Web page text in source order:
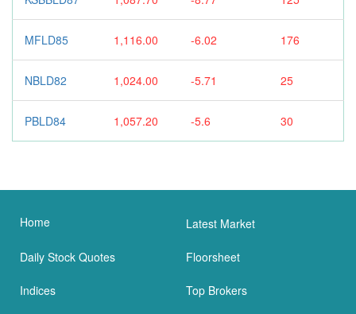
MFLD85 1,116.00 -6.02 176
NBLD82 1,024.00 -5.71 25
PBLD84 1,057.20 -5.6 30
Home Latest Market
Daily Stock Quotes Floorsheet
Indices Top Brokers